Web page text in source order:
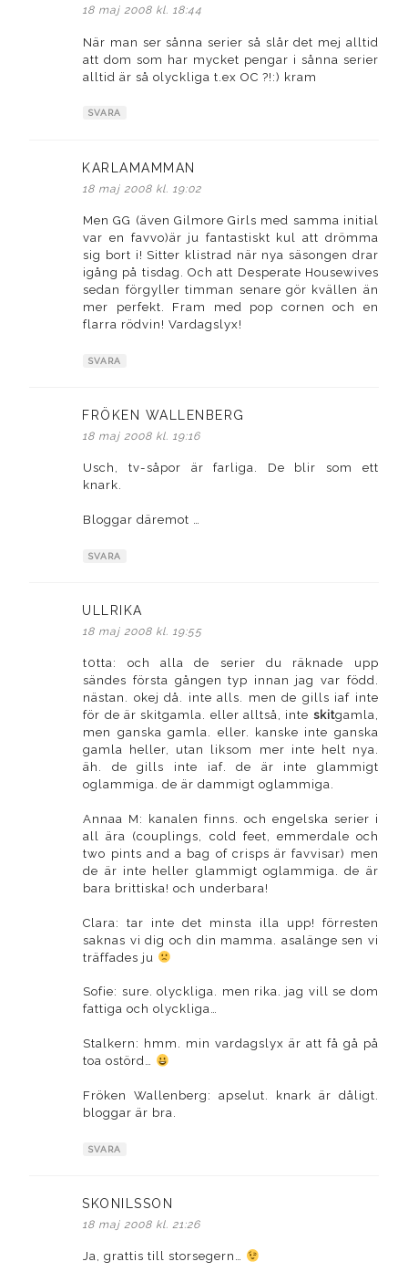
18 maj 2008 kl. 18:44
När man ser sånna serier så slår det mej alltid
att dom som har mycket pengar i sånna serier
alltid är så olyckliga t.ex OC ?!:) kram
SVARA
KARLAMAMMAN
18 maj 2008 kl. 19:02
Men GG (även Gilmore Girls med samma initial
var en favvo)är ju fantastiskt kul att drömma
sig bort i! Sitter klistrad när nya säsongen drar
igång på tisdag. Och att Desperate Housewives
sedan förgyller timman senare gör kvällen än
mer perfekt. Fram med pop cornen och en
flarra rödvin! Vardagslyx!
SVARA
FRÖKEN WALLENBERG
18 maj 2008 kl. 19:16
Usch, tv-såpor är farliga. De blir som ett
knark.
Bloggar däremot …
SVARA
ULLRIKA
18 maj 2008 kl. 19:55
t0tta: och alla de serier du räknade upp
sändes första gången typ innan jag var född.
nästan. okej då. inte alls. men de gills iaf inte
för de är skitgamla. eller alltså, inte skitgamla,
men ganska gamla. eller. kanske inte ganska
gamla heller, utan liksom mer inte helt nya.
äh. de gills inte iaf. de är inte glammigt
oglammiga. de är dammigt oglammiga.
Annaa M: kanalen finns. och engelska serier i
all ära (couplings, cold feet, emmerdale och
two pints and a bag of crisps är favvisar) men
de är inte heller glammigt oglammiga. de är
bara brittiska! och underbara!
Clara: tar inte det minsta illa upp! förresten
saknas vi dig och din mamma. asalänge sen vi
träffades ju
Sofie: sure. olyckliga. men rika. jag vill se dom
fattiga och olyckliga…
Stalkern: hmm. min vardagslyx är att få gå på
toa ostörd…
Fröken Wallenberg: apselut. knark är dåligt.
bloggar är bra.
SVARA
SKONILSSON
18 maj 2008 kl. 21:26
Ja, grattis till storsegern…